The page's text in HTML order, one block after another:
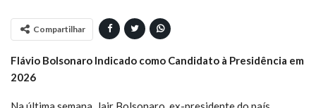
Compartilhar
Flávio Bolsonaro Indicado como Candidato à Presidência em
2026